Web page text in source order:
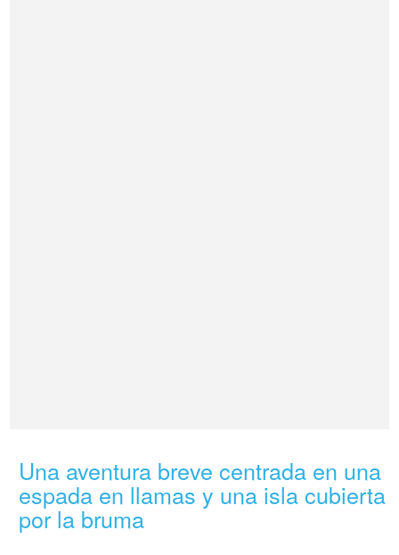
Una aventura breve centrada en una
espada en llamas y una isla cubierta
por la bruma